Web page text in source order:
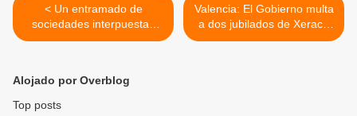
< Un entramado de
sociedades interpuestas
está detrás de Capio, la
Valencia: El Gobierno multa
a dos jubilados de Xeraco
por trabajar sus tierras >
Alojado por Overblog
Top posts